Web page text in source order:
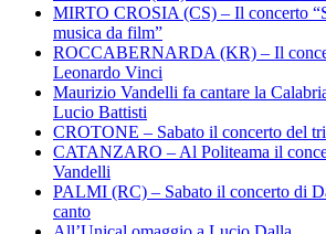
MIRTO CROSIA (CS) – Il concerto
musica da film”
ROCCABERNARDA (KR) – Il
Leonardo Vinci
Maurizio Vandelli fa cantare la
Lucio Battisti
CROTONE – Sabato il concerto del
CATANZARO – Al Politeama il
Vandelli
PALMI (RC) – Sabato il concerto di
canto